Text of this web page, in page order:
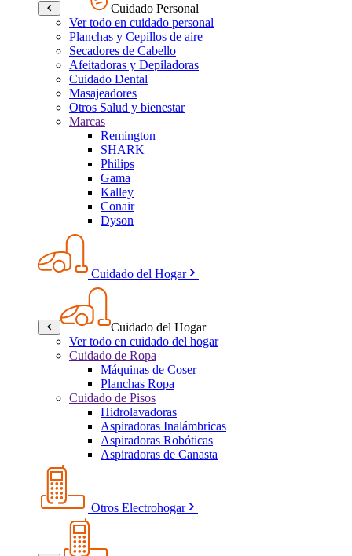
Cuidado Personal
Ver todo en cuidado personal
Planchas y Cepillos de aire
Secadores de Cabello
Afeitadoras y Depiladoras
Cuidado Dental
Masajeadores
Otros Salud y bienestar
Marcas
Remington
SHARK
Philips
Gama
Kalley
Conair
Dyson
Cuidado del Hogar
Cuidado del Hogar
Ver todo en cuidado del hogar
Cuidado de Ropa
Máquinas de Coser
Planchas Ropa
Cuidado de Pisos
Hidrolavadoras
Aspiradoras Inalámbricas
Aspiradoras Robóticas
Aspiradoras de Canasta
Otros Electrohogar